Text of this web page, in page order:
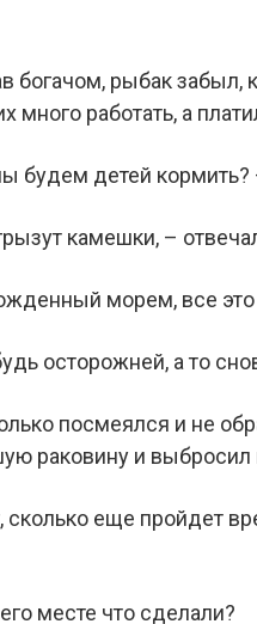
богачом, рыбак
много работать, а
будем детей кормить?
камешки, –
морем, все
осторожней, а то
посмеялся и не
раковину и выбросил
сколько еще пройдет
месте что сделали?